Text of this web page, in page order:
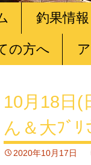
釣果情報
の方へ
10月18日(
ん＆大ﾌﾞﾘ
2020年10月17日